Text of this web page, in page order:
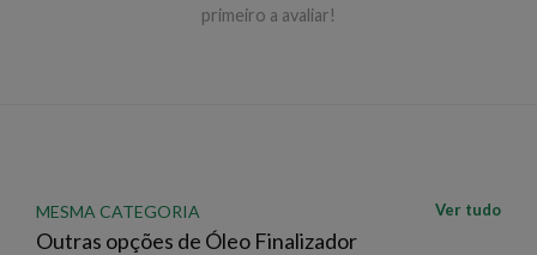
primeiro a avaliar!
MESMA CATEGORIA
Outras opções de Óleo Finalizador
Ver tudo